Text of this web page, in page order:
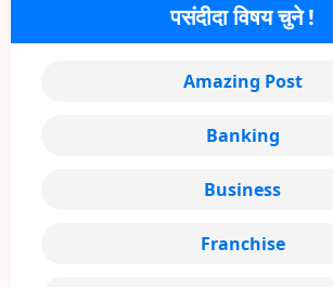
पसंदीदा विषय चुने !
Amazing Post
Banking
Business
Franchise